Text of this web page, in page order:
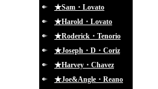
★Sam・Lovato
★Harold・Lovato
★Roderick・Tenorio
★Joseph・D・Coriz
★Harvey・Chavez
★Joe&Angle・Reano